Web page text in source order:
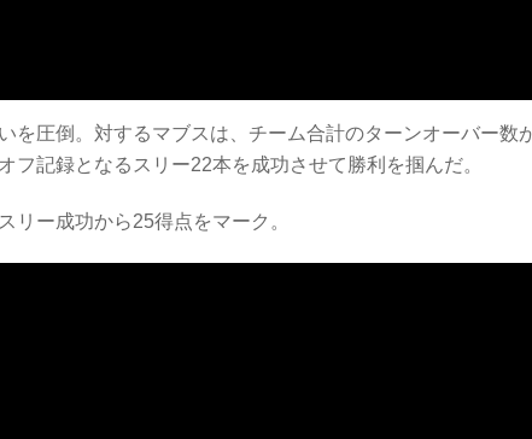
を圧倒。対するマブスは、チーム合計のターンオーバー数
記録となるスリー22本を成功させて勝利を掴んだ。
リー成功から25得点をマーク。